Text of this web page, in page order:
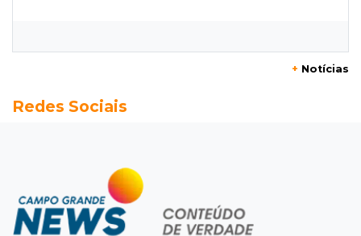
Jagunços, jacobinos e batalha política nas
O rebanho dos originais
08:06De MS para o mundo
+ Notícias
Redes Sociais